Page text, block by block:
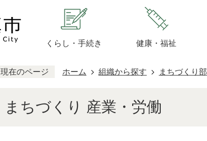
くらし・手続き 健康・福祉
現在のページ ホーム 組織から探す まちづくり部
まちづくり 産業・労働